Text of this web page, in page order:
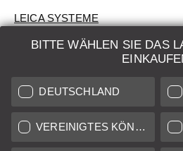
BITTE WÄHLEN SIE DAS
DEUTSCHLAND
VEREINIGTES KÖNIGREICH
LEICA SYSTEME
BEWERTUNG
AUKTION
BRAND NEW